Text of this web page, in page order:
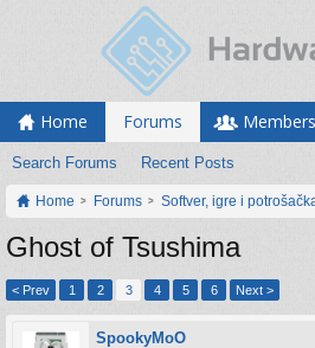
Home Forums
Search Forums Recent Posts
Members
Home Forums Softver, igre i
Ghost of Tsushima
< Prev 1 2 3 4 5 6 Next >
SpookyMoO